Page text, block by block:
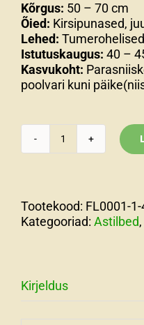
Kõrgus: 50 – 70 cm
Õied: Kirsipunased,
Lehed:
Istutuskaugus: 40 –
Kasvukoht:
poolvari kuni
Hiina
Astilbe
chinensis
Tootekood: FL0001-1-
Kategooriad: Astilbed,
Kirjeldus